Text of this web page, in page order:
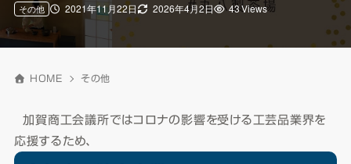
2021年11月22日 2026年4月2日
その他 43 Views
HOME その他
加賀商工会議所ではコロナの影響を受ける工芸品業界を
応援するため、